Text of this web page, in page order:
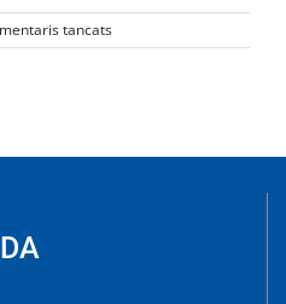
tancatsa
RIERA